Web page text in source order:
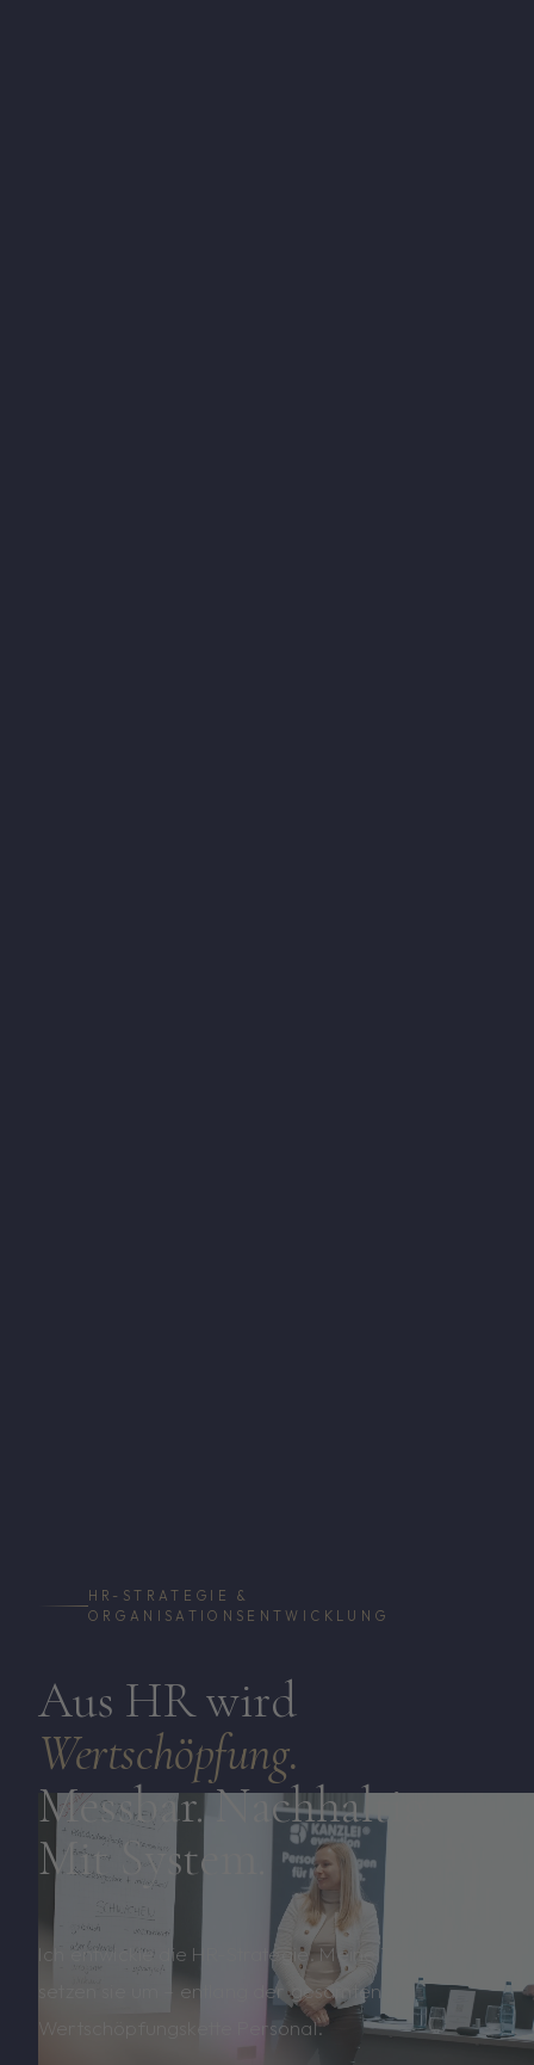
HR-STRATEGIE &
ORGANISATIONSENTWICKLUNG
Aus HR wird
Wertschöpfung.
Messbar. Nachhaltig.
Mit System.
Ich entwickle die HR-Strategie. Meine Teams
setzen sie um – entlang der gesamten
Wertschöpfungskette Personal.